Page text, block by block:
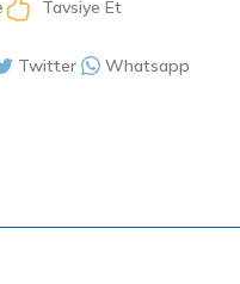
Tavsiye Et
Twitter Whatsapp